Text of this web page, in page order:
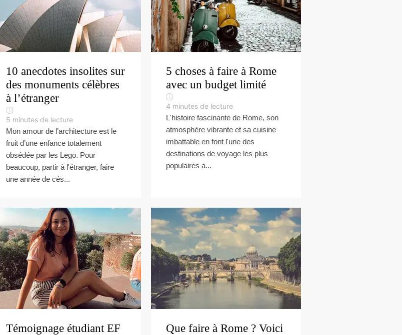
10 anecdotes insolites sur
des monuments célèbres
à l’étranger
5 minutes de lecture
Mon amour de l’architecture est le
fruit d’une enfance totalement
obsédée par les Lego. Pour
beaucoup, partir à l'étranger, faire
une année de cés...
5 choses à faire à Rome
avec un budget limité
4 minutes de lecture
L'histoire fascinante de Rome, son
atmosphère vibrante et sa cuisine
imbattable en font l'une des
destinations de voyage les plus
populaires a...
Témoignage étudiant EF
Que faire à Rome ? Voici